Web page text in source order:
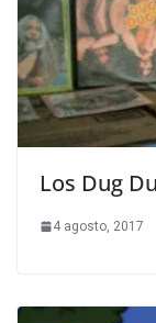
Los Dug
4 agosto, 2017